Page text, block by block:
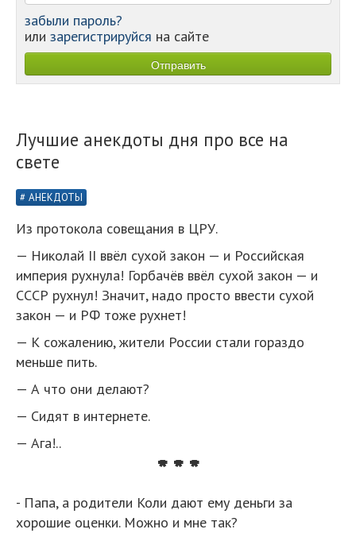
забыли пароль?
или зарегистрируйся на сайте
Лучшие анекдоты дня про все на
свете
АНЕКДОТЫ
Из протокола совещания в ЦРУ.
— Николай II ввёл сухой закон — и Российская
империя рухнула! Горбачёв ввёл сухой закон — и
СССР рухнул! Значит, надо просто ввести сухой
закон — и РФ тоже рухнет!
— К сожалению, жители России стали гораздо
меньше пить.
— А что они делают?
— Сидят в интернете.
— Ага!..
* * *
- Папа, а родители Коли дают ему деньги за
хорошие оценки. Можно и мне так?